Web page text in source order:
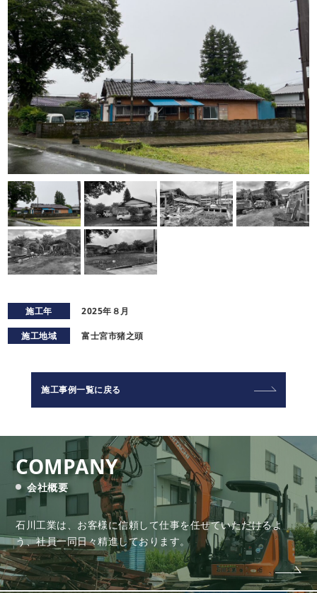
施工年 2025年８月
施工地域 富士宮市猪之頭
施工事例一覧に戻る
COMPANY
会社概要
石川工業は、お客様に信頼して仕事を任せていただけるよ
う、社員一同日々精進しております。